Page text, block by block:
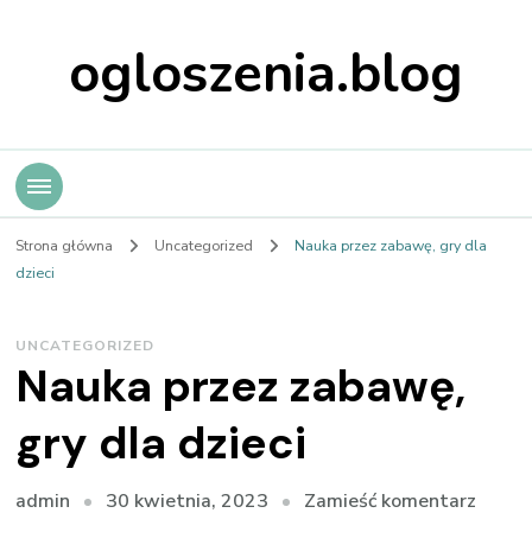
ogloszenia.blog
Strona główna Uncategorized
Nauka przez zabawę, gry dla
dzieci
UNCATEGORIZED
Nauka przez zabawę,
gry dla dzieci
admin 30 kwietnia, 2023 Zamieść komentarz